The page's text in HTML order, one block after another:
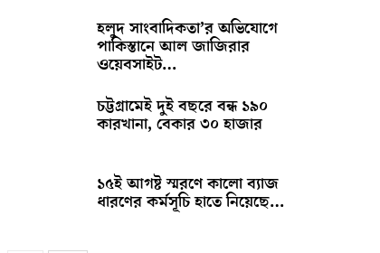
হলুদ সাংবাদিকতা’র অভিযোগে
পাকিস্তানে আল জাজিরার
ওয়েবসাইট…
চট্টগ্রামেই দুই বছরে বন্ধ ১৯০
কারখানা, বেকার ৩০ হাজার
১৫ই আগষ্ট স্মরণে কালো ব্যাজ
ধারণের কর্মসূচি হাতে নিয়েছে…